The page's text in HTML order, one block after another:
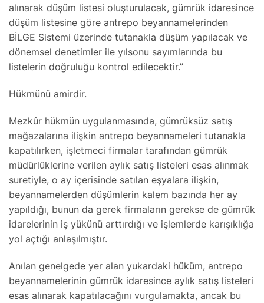
alınarak düşüm listesi oluşturulacak, gümrük idaresince
düşüm listesine göre antrepo beyannamelerinden
BİLGE Sistemi üzerinde tutanakla düşüm yapılacak ve
dönemsel denetimler ile yılsonu sayımlarında bu
listelerin doğruluğu kontrol edilecektir.”
Hükmünü amirdir.
Mezkûr hükmün uygulanmasında, gümrüksüz satış
mağazalarına ilişkin antrepo beyannameleri tutanakla
kapatılırken, işletmeci firmalar tarafından gümrük
müdürlüklerine verilen aylık satış listeleri esas alınmak
suretiyle, o ay içerisinde satılan eşyalara ilişkin,
beyannamelerden düşümlerin kalem bazında her ay
yapıldığı, bunun da gerek firmaların gerekse de gümrük
idarelerinin iş yükünü arttırdığı ve işlemlerde karışıklığa
yol açtığı anlaşılmıştır.
Anılan genelgede yer alan yukardaki hüküm, antrepo
beyannamelerinin gümrük idaresince aylık satış listeleri
esas alınarak kapatılacağını vurgulamakta, ancak bu